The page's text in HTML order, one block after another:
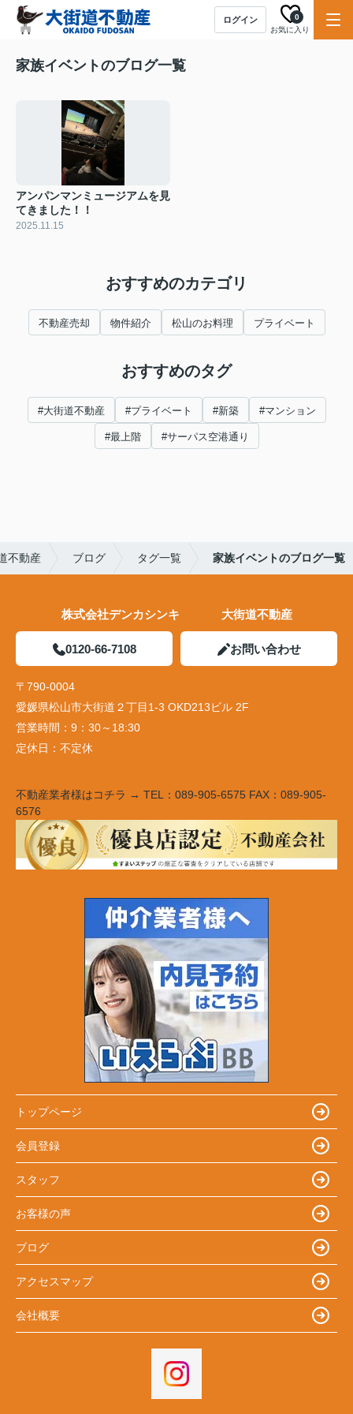
ログイン
お気に入り
0
家族イベントのブログ一覧
アンパンマンミュージアムを見
てきました！！
2025.11.15
おすすめのカテゴリ
不動産売却 物件紹介 松山のお料理 プライベート
おすすめのタグ
#大街道不動産 #プライベート #新築 #マンション
#最上階 #サーパス空港通り
不動産 ブログ タグ一覧 家族イベントのブログ一覧
株式会社デンカシンキ 大街道不動産
0120-66-7108 お問い合わせ
〒790-0004
愛媛県松山市大街道２丁目1-3 OKD213ビル 2F
営業時間： 9：30～18:30
定休日： 不定休
不動産業者様はコチラ → TEL：089-905-6575 FAX：089-905-
6576
トップページ
会員登録
スタッフ
お客様の声
ブログ
アクセスマップ
会社概要